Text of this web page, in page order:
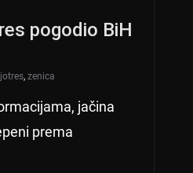
pogodio BiH
, zenica
jačina
prema